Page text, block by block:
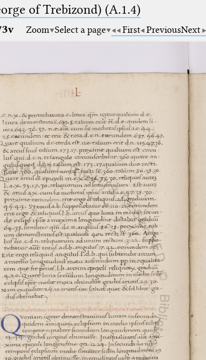
of Trebizond) (A.1.4)
Zoom Select a page First PreviousNext